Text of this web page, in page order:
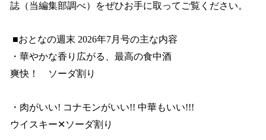
誌（当編集部調べ）をぜひお手に取ってご覧ください。
■おとなの週末 2026年7月号の主な内容
・華やかな香り広がる、最高の食中酒
爽快！ ソーダ割り
・肉がいい! コナモンがいい!! 中華もいい!!!
ウイスキー✕ソーダ割り